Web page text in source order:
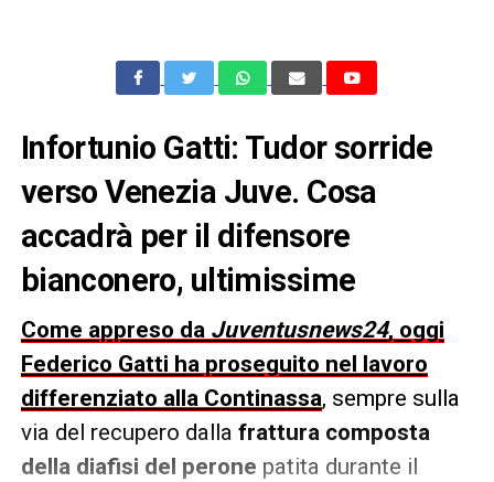
Infortunio Gatti: Tudor sorride
verso Venezia Juve. Cosa
accadrà per il difensore
bianconero, ultimissime
Come appreso da Juventusnews24, oggi
Federico Gatti ha proseguito nel lavoro
differenziato alla Continassa, sempre sulla
via del recupero dalla frattura composta
della diafisi del perone patita durante il